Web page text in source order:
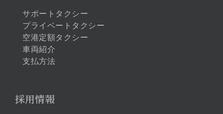
サポートタクシー
プライベートタクシー
空港定額タクシー
車両紹介
支払方法
採用情報